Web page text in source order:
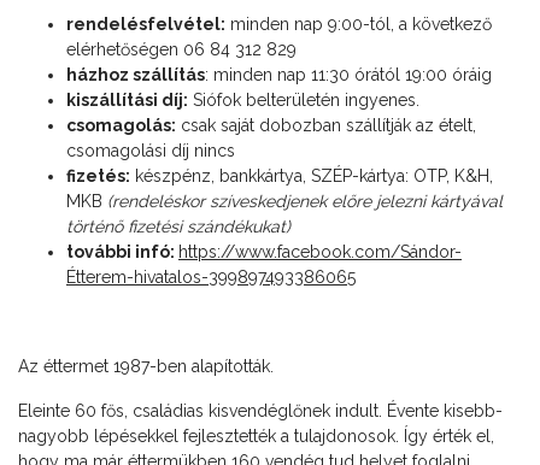
rendelésfelvétel: minden nap 9:00-tól, a következő
elérhetőségen 06 84 312 829
házhoz szállítás: minden nap 11:30 órától 19:00 óráig
kiszállítási díj: Siófok belterületén ingyenes.
csomagolás: csak saját dobozban szállítják az ételt,
csomagolási díj nincs
fizetés: készpénz, bankkártya, SZÉP-kártya: OTP, K&H,
MKB (rendeléskor szíveskedjenek előre jelezni kártyával
történő fizetési szándékukat)
további infó: https://www.facebook.com/Sándor-
Étterem-hivatalos-399897493386065
Az éttermet 1987-ben alapították.
Eleinte 60 fős, családias kisvendéglőnek indult. Évente kisebb-
nagyobb lépésekkel fejlesztették a tulajdonosok. Így érték el,
hogy ma már éttermükben 160 vendég tud helyet foglalni.